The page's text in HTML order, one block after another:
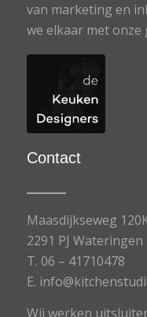
van marketing en
we elkaar met onze
Contact
Maasdijkseweg
2291 PJ Wateringen
T. 06 – 41710478
E.
Wij werken